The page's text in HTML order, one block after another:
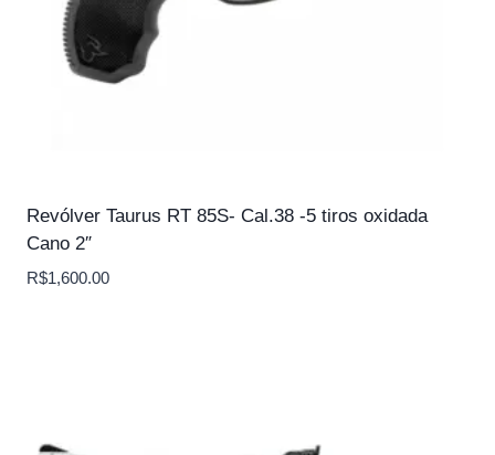
Revólver Taurus RT 85S- Cal.38 -5 tiros oxidada
Cano 2″
R$1,600.00